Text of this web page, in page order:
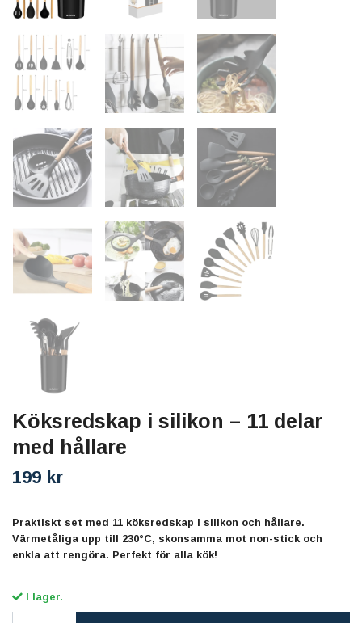
Köksredskap i silikon – 11 delar
med hållare
199 kr
Praktiskt set med 11 köksredskap i silikon och hållare.
Värmetåliga upp till 230°C, skonsamma mot non-stick och
enkla att rengöra. Perfekt för alla kök!
I lager.